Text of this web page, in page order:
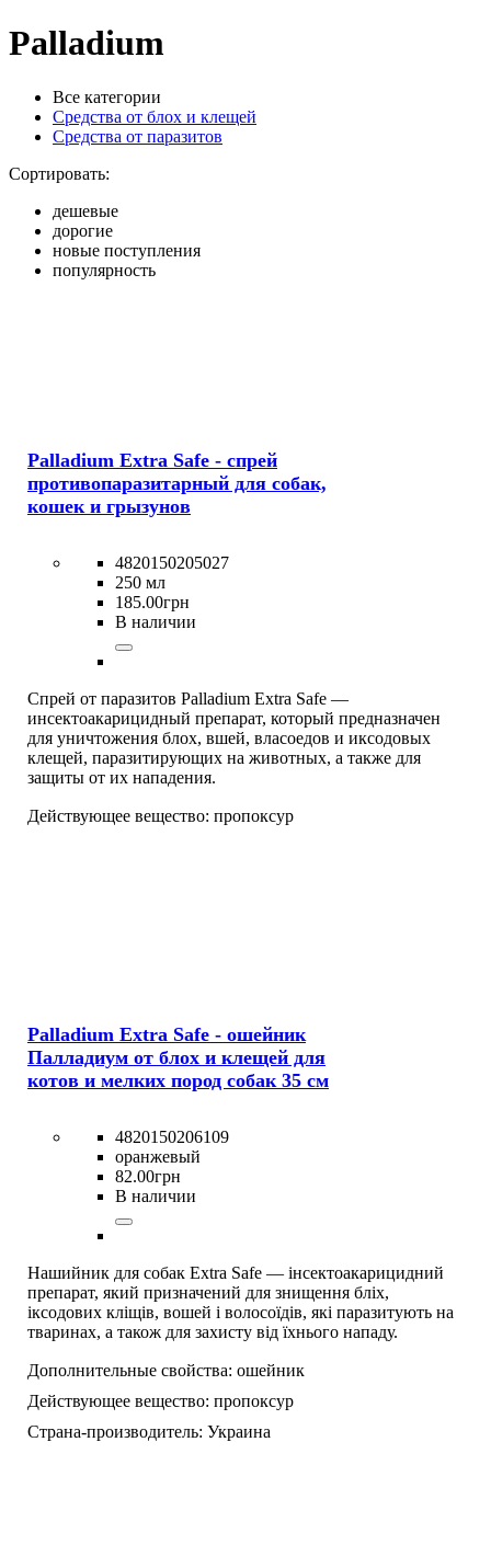
Palladium
Все категории
Средства от блох и клещей
Средства от паразитов
Сортировать:
дешевые
дорогие
новые поступления
популярность
Palladium Extra Safe - спрей
противопаразитарный для собак,
кошек и грызунов
4820150205027
250 мл
185.00грн
В наличии
Спрей от паразитов Palladium Extra Safe —
инсектоакарицидный препарат, который предназначен
для уничтожения блох, вшей, власоедов и иксодовых
клещей, паразитирующих на животных, а также для
защиты от их нападения.
Действующее вещество: пропоксур
Palladium Extra Safe - ошейник
Палладиум от блох и клещей для
котов и мелких пород собак 35 см
4820150206109
оранжевый
82.00грн
В наличии
Нашийник для собак Extra Safe — інсектоакарицидний
препарат, який призначений для знищення бліх,
іксодових кліщів, вошей і волосоїдів, які паразитують на
тваринах, а також для захисту від їхнього нападу.
Дополнительные свойства: ошейник
Действующее вещество: пропоксур
Страна-производитель: Украина